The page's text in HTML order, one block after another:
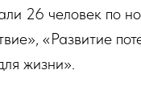
26 человек по
«Развитие
жизни».